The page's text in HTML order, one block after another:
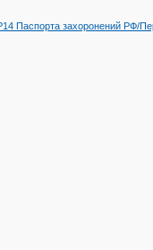
Паспорта захоронений РФ/